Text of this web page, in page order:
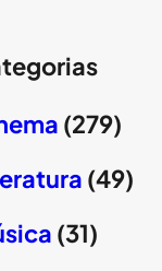
(279)
(49)
(31)